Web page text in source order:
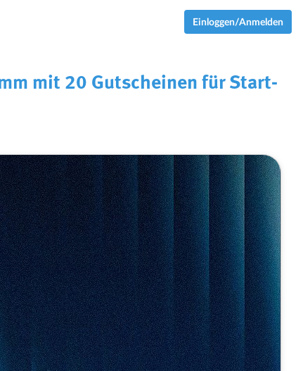
Einloggen/Anmelden
mit 20 Gutscheinen für Start-